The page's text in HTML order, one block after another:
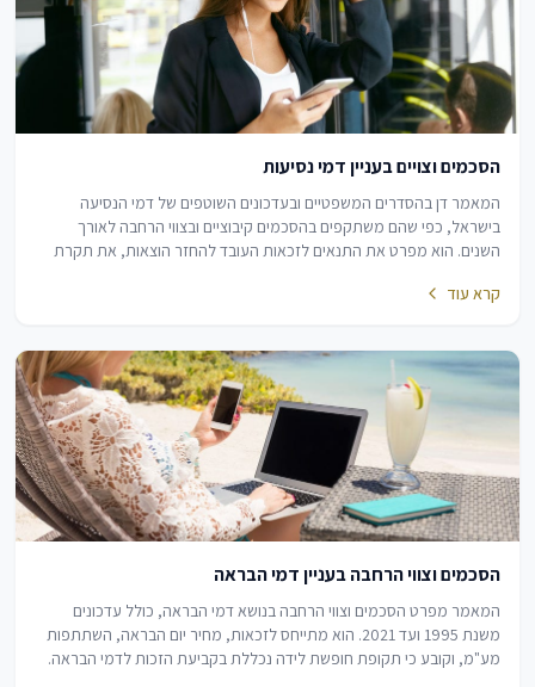
הסכמים וצויים בעניין דמי נסיעות
המאמר דן בהסדרים המשפטיים ובעדכונים השוטפים של דמי הנסיעה
בישראל, כפי שהם משתקפים בהסכמים קיבוציים ובצווי הרחבה לאורך
השנים. הוא מפרט את התנאים לזכאות העובד להחזר הוצאות, את תקרת
קרא עוד
הסכמים וצווי הרחבה בעניין דמי הבראה
המאמר מפרט הסכמים וצווי הרחבה בנושא דמי הבראה, כולל עדכונים
משנת 1995 ועד 2021. הוא מתייחס לזכאות, מחיר יום הבראה, השתתפות
מע"מ, וקובע כי תקופת חופשת לידה נכללת בקביעת הזכות לדמי הבראה.